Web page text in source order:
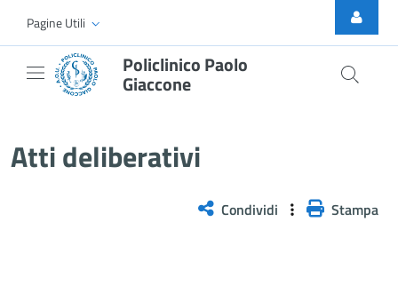
Skip to Main Content
Pagine Utili
Policlinico Paolo
Giaccone
Atti deliberativi
Condividi Stampa